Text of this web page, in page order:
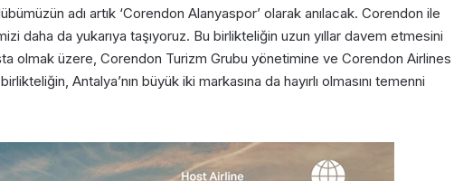
adı artık ‘Corendon Alanyaspor’ olarak anılacak. Corendon ile
daha da yukarıya taşıyoruz. Bu birlikteliğin uzun yıllar davem etmesini
olmak üzere, Corendon Turizm Grubu yönetimine ve Corendon Airlines
Antalya’nın büyük iki markasına da hayırlı olmasını temenni